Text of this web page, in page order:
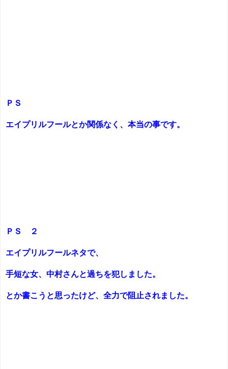
ＰＳ
エイプリルフールとか関係なく、本当の事です。
ＰＳ ２
エイプリルフールネタで、
手短な女、中村さんと過ちを犯しました。
とか書こうと思ったけど、全力で阻止されました。